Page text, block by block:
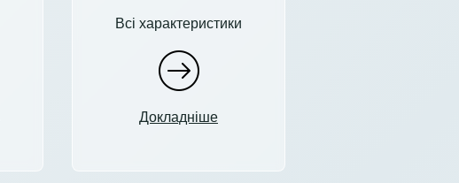
Всі характеристики
Докладніше